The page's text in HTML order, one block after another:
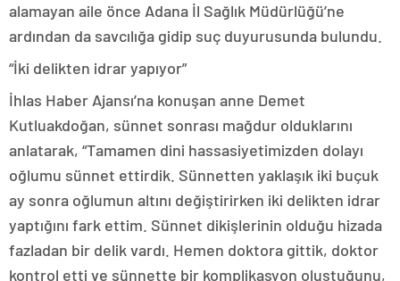
alamayan aile önce Adana İl Sağlık Müdürlüğü’ne
ardından da savcılığa gidip suç duyurusunda bulundu.
“İki delikten idrar yapıyor”
İhlas Haber Ajansı’na konuşan anne Demet
Kutluakdoğan, sünnet sonrası mağdur olduklarını
anlatarak, “Tamamen dini hassasiyetimizden dolayı
oğlumu sünnet ettirdik. Sünnetten yaklaşık iki buçuk
ay sonra oğlumun altını değiştirirken iki delikten idrar
yaptığını fark ettim. Sünnet dikişlerinin olduğu hizada
fazladan bir delik vardı. Hemen doktora gittik, doktor
kontrol etti ve sünnette bir komplikasyon oluştuğunu,